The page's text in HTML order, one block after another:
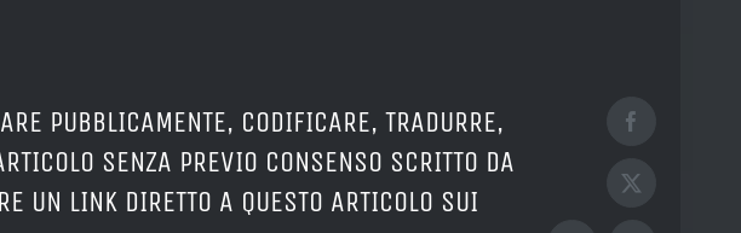
PUBBLICAMENTE, CODIFICARE, TRADURRE,
SENZA PREVIO CONSENSO SCRITTO DA
UN LINK DIRETTO A QUESTO ARTICOLO SUI
Facebook
X